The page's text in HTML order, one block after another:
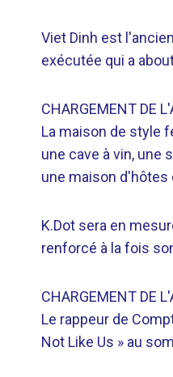
Viet Dinh est
exécutée qui a
CHARGEMENT DE
La maison de style
une cave à vin, une
une maison d'hôtes
K.Dot sera en
renforcé à la fois
CHARGEMENT DE
Le rappeur de
Not Like Us » au